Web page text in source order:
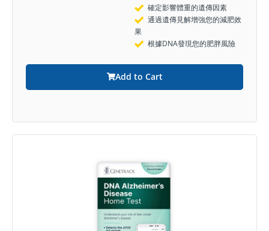
確定影響體重的遺傳因素
通過遺傳見解增強您的減肥效
果
根據DNA發現您的肥胖風險
Add to Cart